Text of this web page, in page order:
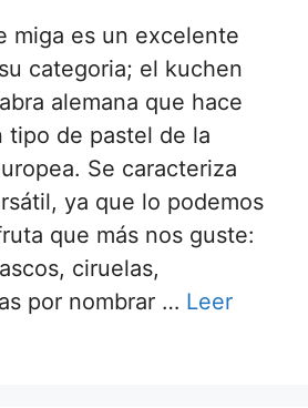
miga es un excelente
categoria; el kuchen
alemana que hace
tipo de pastel de la
Se caracteriza
ya que lo podemos
que más nos guste:
ciruelas,
por nombrar … Leer